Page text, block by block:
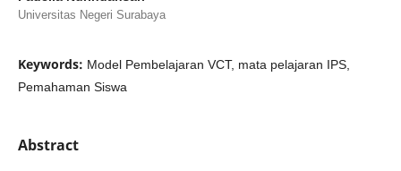
Universitas Negeri Surabaya
Keywords: Model Pembelajaran VCT, mata pelajaran IPS,
Pemahaman Siswa
Abstract